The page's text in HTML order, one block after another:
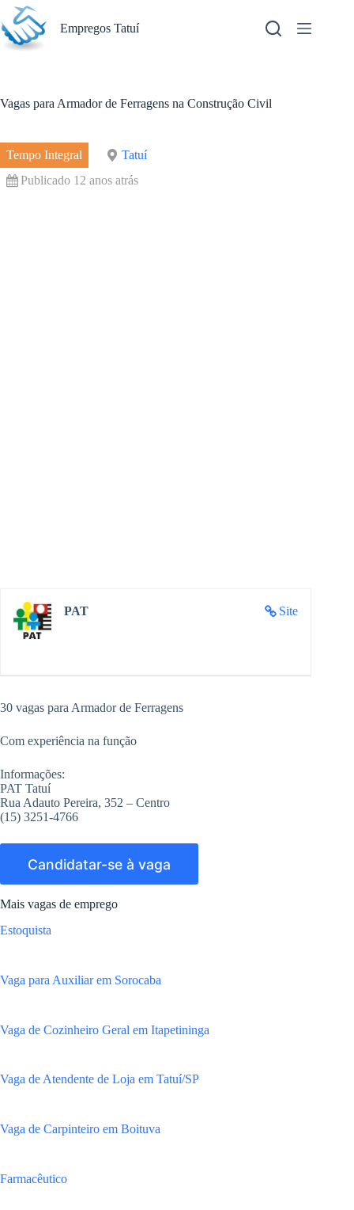
Pular
para
o
conteúdo
Empregos Tatuí
Vagas para Armador de Ferragens na Construção Civil
Tempo Integral
Tatuí
Publicado 12 anos atrás
Site
PAT
30 vagas para Armador de Ferragens
Com experiência na função
Informações:
PAT Tatuí
Rua Adauto Pereira, 352 – Centro
(15) 3251-4766
Mais vagas de emprego
Estoquista
Vaga para Auxiliar em Sorocaba
Vaga de Cozinheiro Geral em Itapetininga
Vaga de Atendente de Loja em Tatuí/SP
Vaga de Carpinteiro em Boituva
Farmacêutico